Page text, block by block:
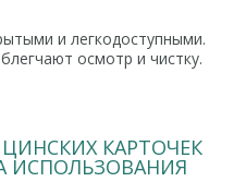
и легкодоступными.
осмотр и чистку.
КАРТОЧЕК
ИСПОЛЬЗОВАНИЯ